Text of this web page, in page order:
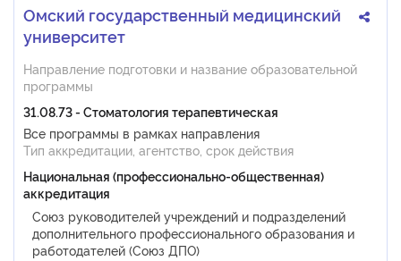
Омский государственный медицинский
университет
Направление подготовки и название образовательной
программы
31.08.73 - Стоматология терапевтическая
Все программы в рамках направления
Тип аккредитации, агентство, срок действия
Национальная (профессионально-общественная)
аккредитация
Союз руководителей учреждений и подразделений
дополнительного профессионального образования и
работодателей (Союз ДПО)